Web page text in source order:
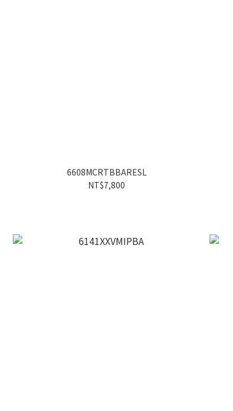
6608MCRTBBARESL
NT$7,800